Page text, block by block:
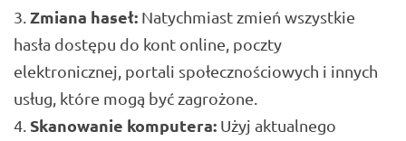
Zmiana haseł: Natychmiast zmień wszystkie
hasła dostępu do kont online, poczty
elektronicznej, portali społecznościowych i innych
usług, które mogą być zagrożone.
Skanowanie komputera: Użyj aktualnego